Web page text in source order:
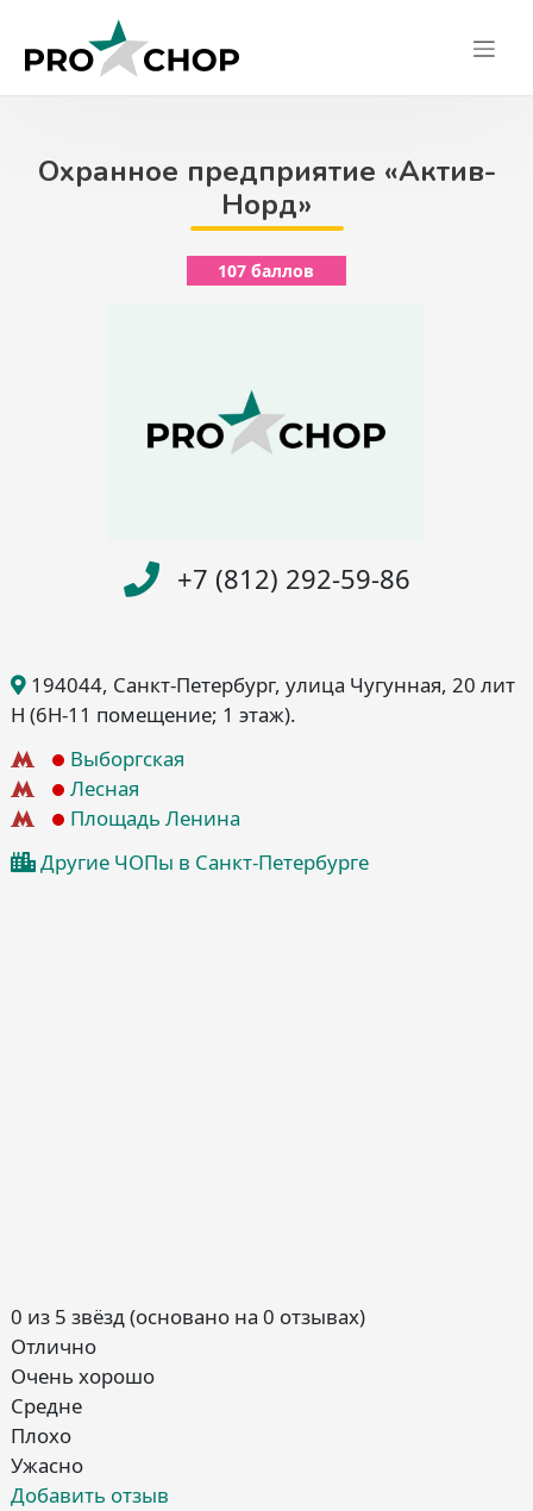
content
Охранное предприятие «Актив-
Норд»
107 баллов
+7 (812) 292-59-86
194044, Санкт-Петербург, улица Чугунная, 20 лит
Н (6Н-11 помещение; 1 этаж).
Выборгская
Лесная
Площадь Ленина
Другие ЧОПы в Санкт-Петербурге
0 из 5 звёзд (основано на 0 отзывах)
Отлично
Очень хорошо
Средне
Плохо
Ужасно
Добавить отзыв